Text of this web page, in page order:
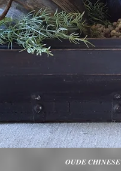
OUDE